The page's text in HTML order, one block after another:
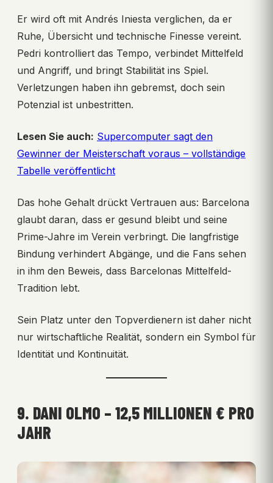
Er wird oft mit Andrés Iniesta verglichen, da er
Ruhe, Übersicht und technische Finesse vereint.
Pedri kontrolliert das Tempo, verbindet Mittelfeld
und Angriff, und bringt Stabilität ins Spiel.
Verletzungen haben ihn gebremst, doch sein
Potenzial ist unbestritten.
Lesen Sie auch: Supercomputer sagt den
Gewinner der Meisterschaft voraus – vollständige
Tabelle veröffentlicht
Das hohe Gehalt drückt Vertrauen aus: Barcelona
glaubt daran, dass er gesund bleibt und seine
Prime-Jahre im Verein verbringt. Die langfristige
Bindung verhindert Abgänge, und die Fans sehen
in ihm den Beweis, dass Barcelonas Mittelfeld-
Tradition lebt.
Sein Platz unter den Topverdienern ist daher nicht
nur wirtschaftliche Realität, sondern ein Symbol für
Identität und Kontinuität.
9. DANI OLMO – 12,5 MILLIONEN € PRO
JAHR